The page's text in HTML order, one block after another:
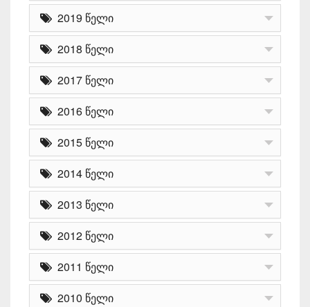
2019 წელი
2018 წელი
2017 წელი
2016 წელი
2015 წელი
2014 წელი
2013 წელი
2012 წელი
2011 წელი
2010 წელი